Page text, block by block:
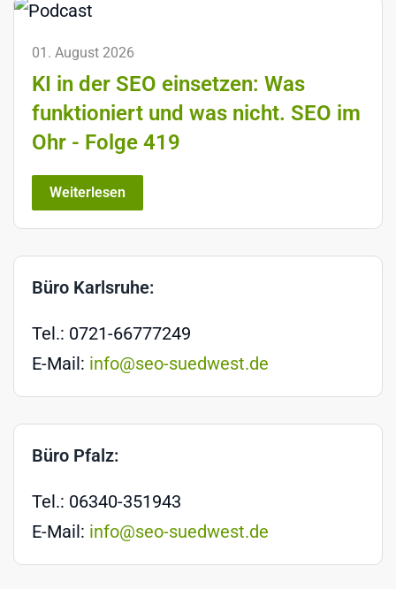
01. August 2026
KI in der SEO einsetzen: Was
funktioniert und was nicht. SEO im
Ohr - Folge 419
Weiterlesen
Büro Karlsruhe:
Tel.: 0721-66777249
E-Mail: info@seo-suedwest.de
Büro Pfalz:
Tel.: 06340-351943
E-Mail: info@seo-suedwest.de